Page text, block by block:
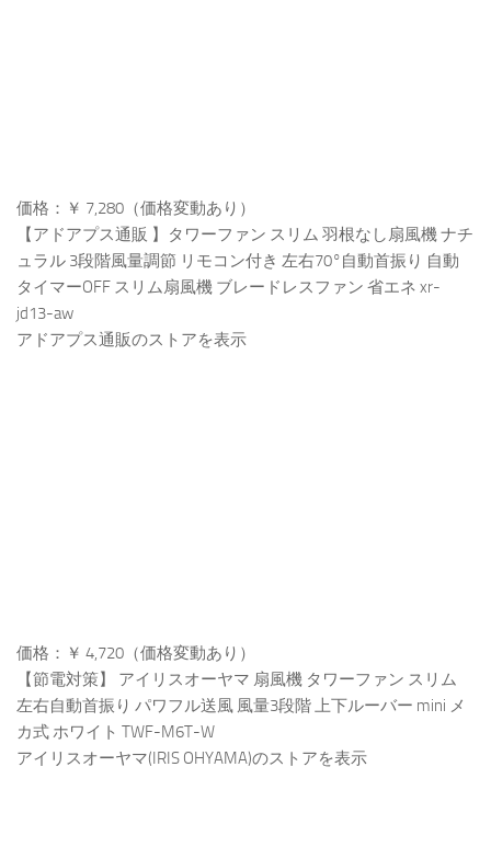
価格：￥ 7,280（価格変動あり）
【アドアプス通販 】タワーファン スリム 羽根なし扇風機 ナチ
ュラル 3段階風量調節 リモコン付き 左右70°自動首振り 自動
タイマーOFF スリム扇風機 ブレードレスファン 省エネ xr-
jd13-aw
アドアプス通販のストアを表示
価格：￥ 4,720（価格変動あり）
【節電対策】 アイリスオーヤマ 扇風機 タワーファン スリム
左右自動首振り パワフル送風 風量3段階 上下ルーバー mini メ
カ式 ホワイト TWF-M6T-W
アイリスオーヤマ(IRIS OHYAMA)のストアを表示